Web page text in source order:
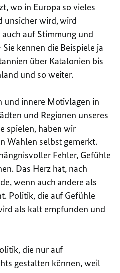
wo in Europa so vieles
unsicher wird, wird
auf Stimmung und
kennen die Beispiele ja
über Katalonien bis
und so weiter.
und innere Motivlagen in
und Regionen unseres
spielen, haben wir
Wahlen selbst gemerkt.
Fehler, Gefühle
Das Herz hat, nach
wenn auch andere als
Politik, die auf Gefühle
als kalt empfunden und
die nur auf
gestalten können, weil